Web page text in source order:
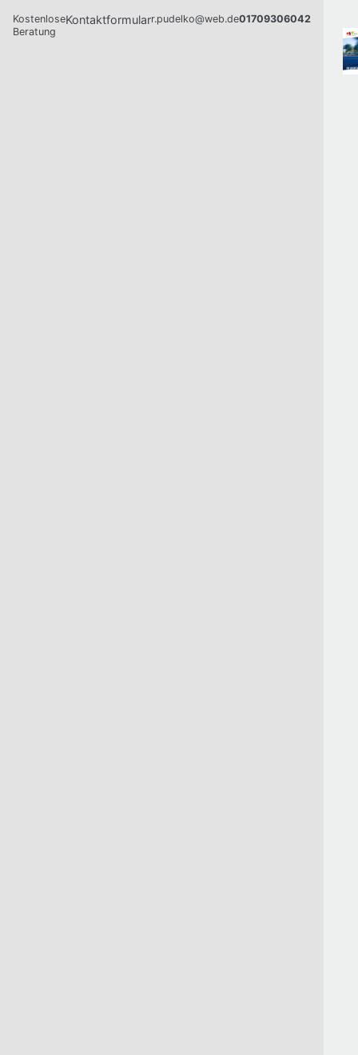
Kostenlose
Beratung
Kontaktformularr.pudelko@web.de01709306042